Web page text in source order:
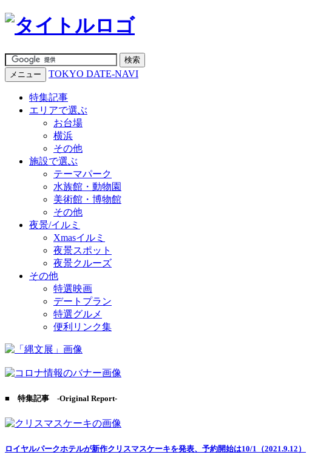
メニュー TOKYO DATE-NAVI
特集記事
エリアで選ぶ
お台場
横浜
その他
施設で選ぶ
テーマパーク
水族館・動物園
美術館・博物館
その他
夜景/イルミ
Xmasイルミ
夜景スポット
夜景クルーズ
その他
特選映画
デートプラン
特選グルメ
便利リンク集
■ 特集記事 -Original Report-
ロイヤルパークホテルが新作クリスマスケーキを発表、予約開始は10/1（2021.9.12）